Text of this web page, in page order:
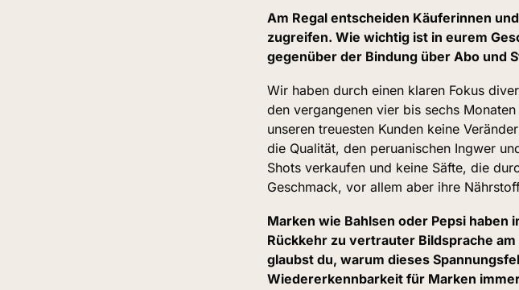
Am Regal entscheiden Käuferinnen
zugreifen. Wie wichtig ist in eurem
gegenüber der Bindung über Abo und
Wir haben durch einen klaren Fokus
den vergangenen vier bis sechs
unseren treuesten Kunden keine
die Qualität, den peruanischen Ingwer
Shots verkaufen und keine Säfte, die
Geschmack, vor allem aber ihre
Marken wie Bahlsen oder Pepsi haben
Rückkehr zu vertrauter Bildsprache
glaubst du, warum dieses
Wiedererkennbarkeit für Marken